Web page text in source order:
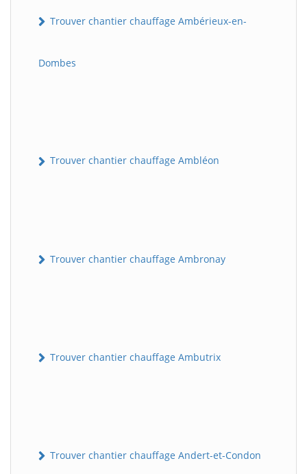
Trouver chantier chauffage Ambérieux-en-
Dombes
Trouver chantier chauffage Ambléon
Trouver chantier chauffage Ambronay
Trouver chantier chauffage Ambutrix
Trouver chantier chauffage Andert-et-Condon